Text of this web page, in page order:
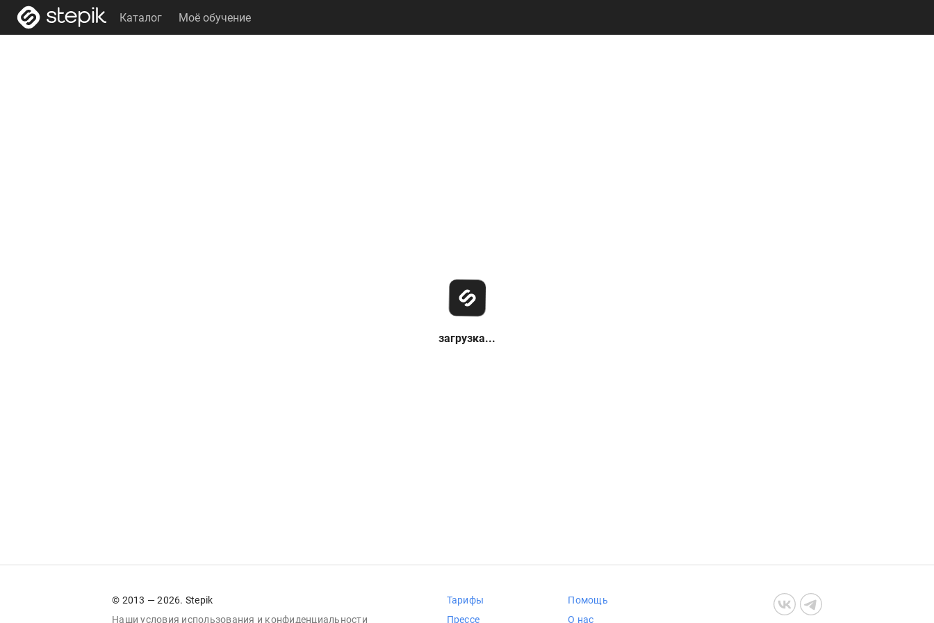
Каталог Моё обучение
загрузка...
© 2013 — 2026. Stepik
Наши условия использования и конфиденциальности
Тарифы
Прессе
Помощь
О нас